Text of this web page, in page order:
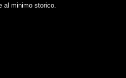
al minimo storico.